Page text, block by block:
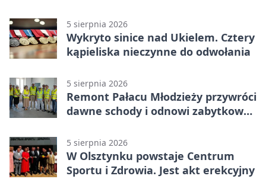
5 sierpnia 2026
Wykryto sinice nad Ukielem. Cztery
kąpieliska nieczynne do odwołania
5 sierpnia 2026
Remont Pałacu Młodzieży przywróci
dawne schody i odnowi zabytkowy
5 sierpnia 2026
W Olsztynku powstaje Centrum
Sportu i Zdrowia. Jest akt erekcyjny